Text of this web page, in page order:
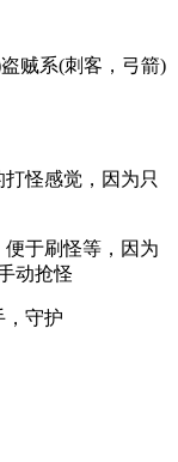
贼系(刺客，弓箭)
怪感觉，因为只
于刷怪等，因为
动抢怪
，守护